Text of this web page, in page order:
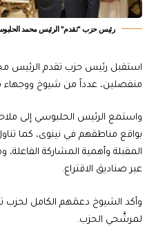
رئيس حزب "تقدم" الرئيس محمد
استقبل رئيس حزب تقدم الرئيس
منفصلين، عدداً من شيوخ ووجهاء
واستمع الرئيس الحلبوسي إلى
بواقع مناطقهم في نينوى، كما تناول
المقبلة وأهمية المشاركة
عبر صناديق الاقتراع.
وأكد الشيوخ دعمَهم الكامل لحزب
لمرشَّحي الحزب.